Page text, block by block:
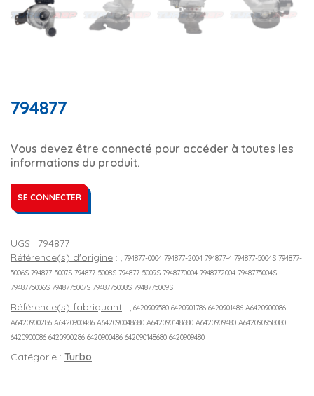
794877
Vous devez être connecté pour accéder à toutes les
informations du produit.
SE CONNECTER
UGS : 794877
Référence(s) d'origine : , 794877-0004 794877-2004 794877-4 794877-5004S 794877-
5006S 794877-5007S 794877-5008S 794877-5009S 7948770004 7948772004 7948775004S
7948775006S 7948775007S 7948775008S 7948775009S
Référence(s) fabriquant : , 6420909580 6420901786 6420901486 A6420900086
A6420900286 A6420900486 A642090048680 A642090148680 A6420909480 A642090958080
6420900086 6420900286 6420900486 642090148680 6420909480
Catégorie : Turbo